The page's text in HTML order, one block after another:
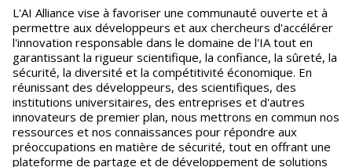
L'AI Alliance vise à favoriser une communauté ouverte et à
permettre aux développeurs et aux chercheurs d'accélérer
l'innovation responsable dans le domaine de l'IA tout en
garantissant la rigueur scientifique, la confiance, la sûreté, la
sécurité, la diversité et la compétitivité économique. En
réunissant des développeurs, des scientifiques, des
institutions universitaires, des entreprises et d'autres
innovateurs de premier plan, nous mettrons en commun nos
ressources et nos connaissances pour répondre aux
préoccupations en matière de sécurité, tout en offrant une
plateforme de partage et de développement de solutions